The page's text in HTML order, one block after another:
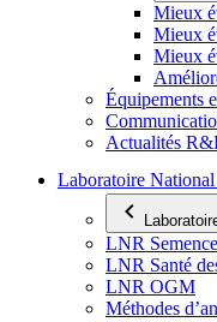
Mieux
Mieux
Mieux
Équipements
Actualités
Laboratoire
LNR
LNR Santé
LNR OGM
Méthodes